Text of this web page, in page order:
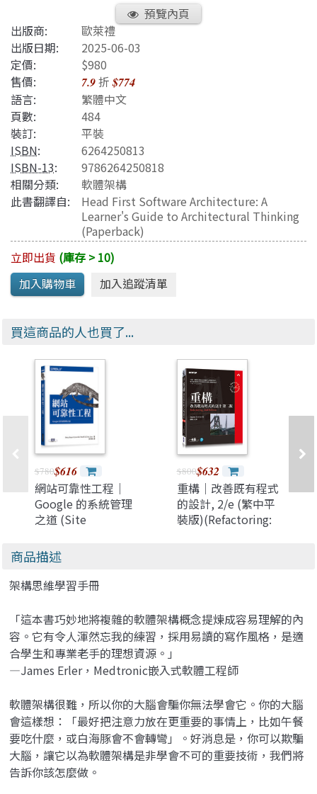
預覽內頁
出版商:
歐萊禮
出版日期:
2025-06-03
定價:
$980
售價:
7.9折$774
語言:
繁體中文
頁數:
484
裝訂:
平裝
ISBN:
6264250813
ISBN-13:
9786264250818
相關分類:
軟體架構
此書翻譯自:
Head First Software Architecture: A
Learner's Guide to Architectural Thinking
(Paperback)
立即出貨 (庫存 > 10)
買這商品的人也買了...
$780$616
網站可靠性工程｜
Google 的系統管理
之道 (Site
Engineering: How
Google Runs
Production
Systems)(SRE)-*外
觀稍有瑕疵，不介意
者再下單
$800$632
重構｜改善既有程式
的設計, 2/e (繁中平
裝版)(Refactoring:
商品描述
架構思維學習手冊
「這本書巧妙地將複雜的軟體架構概念提煉成容易理解的內
容。它有令人渾然忘我的練習，採用易讀的寫作風格，是適
合學生和專業老手的理想資源。」
—James Erler，Medtronic嵌入式軟體工程師
軟體架構很難，所以你的大腦會騙你無法學會它。你的大腦
會這樣想：「最好把注意力放在更重要的事情上，比如午餐
要吃什麼，或白海豚會不會轉彎」。好消息是，你可以欺騙
大腦，讓它以為軟體架構是非學會不可的重要技術，我們將
告訴你該怎麼做。